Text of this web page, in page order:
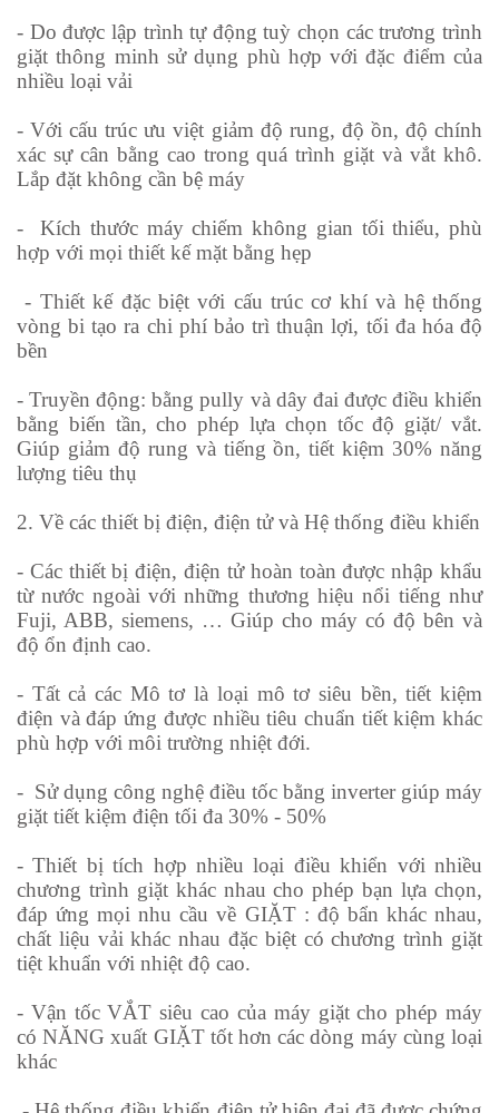
- Do được lập trình tự động tuỳ chọn các trương trình
giặt thông minh sử dụng phù hợp với đặc điểm của
nhiều loại vải
- Với cấu trúc ưu việt giảm độ rung, độ ồn, độ chính
xác sự cân bằng cao trong quá trình giặt và vắt khô.
Lắp đặt không cần bệ máy
- Kích thước máy chiếm không gian tối thiểu, phù
hợp với mọi thiết kế mặt bằng hẹp
- Thiết kế đặc biệt với cấu trúc cơ khí và hệ thống
vòng bi tạo ra chi phí bảo trì thuận lợi, tối đa hóa độ
bền
- Truyền động: bằng pully và dây đai được điều khiển
bằng biến tần, cho phép lựa chọn tốc độ giặt/ vắt.
Giúp giảm độ rung và tiếng ồn, tiết kiệm 30% năng
lượng tiêu thụ
2. Về các thiết bị điện, điện tử và Hệ thống điều khiển
- Các thiết bị điện, điện tử hoàn toàn được nhập khẩu
từ nước ngoài với những thương hiệu nổi tiếng như
Fuji, ABB, siemens, … Giúp cho máy có độ bên và
độ ổn định cao.
- Tất cả các Mô tơ là loại mô tơ siêu bền, tiết kiệm
điện và đáp ứng được nhiều tiêu chuẩn tiết kiệm khác
phù hợp với môi trường nhiệt đới.
- Sử dụng công nghệ điều tốc bằng inverter giúp máy
giặt tiết kiệm điện tối đa 30% - 50%
- Thiết bị tích hợp nhiều loại điều khiển với nhiều
chương trình giặt khác nhau cho phép bạn lựa chọn,
đáp ứng mọi nhu cầu về GIẶT : độ bẩn khác nhau,
chất liệu vải khác nhau đặc biệt có chương trình giặt
tiệt khuẩn với nhiệt độ cao.
- Vận tốcVẮT siêu cao của máy giặt cho phép máy
cóNĂNG xuất GIẶTtốt hơn các dòng máy cùng loại
khác